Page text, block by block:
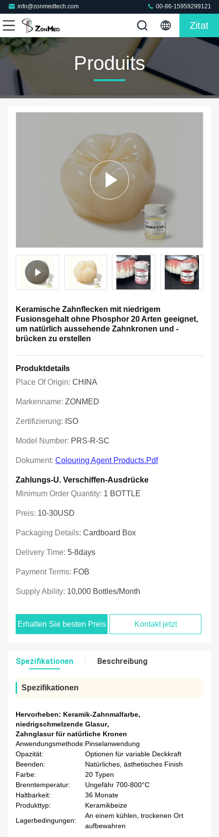
info@zonmedtech.com 00-86-15959299121
Zitat
Produits
Keramische Zahnflecken mit niedrigem
Fusionsgehalt ohne Phosphor 20 Arten geeignet,
um natürlich aussehende Zahnkronen und -
brücken zu erstellen
Produktdetails
Place Of Origin: CHINA
Markenname: ZONMED
Zertifizierung: ISO
Model Number: PRS-R-SC
Dokument: Colouring Agent Products.pdf
Zahlungs-U. Verschiffen-Ausdrücke
Minimum Order Quantity: 1 BOTTLE
Preis: 10-30USD
Packaging Details: Cardboard Box
Delivery Time: 5-8days
Payment Terms: FOB
Supply Ability: 10,000 Bottles/month
Erhalten Sie besten Preis Kontakt jetzt
Spezifikationen Beschreibung
Spezifikationen
Hervorheben: Keramik-Zahnmalfarbe,
niedrigschmelzende Glasur,
Zahnglasur für natürliche Kronen
Anwendungsmethode:Pinselanwendung
Opazität:
Optionen für variable Deckkraft
Beenden:
Natürliches, ästhetisches Finish
Farbe:
20 Typen
Brenntemperatur:
Ungefähr 700-800°C
Haltbarkeit:
36 Monate
Produkttyp:
Keramikbeize
Lagerbedingungen:
An einem kühlen, trockenen Ort
aufbewahren